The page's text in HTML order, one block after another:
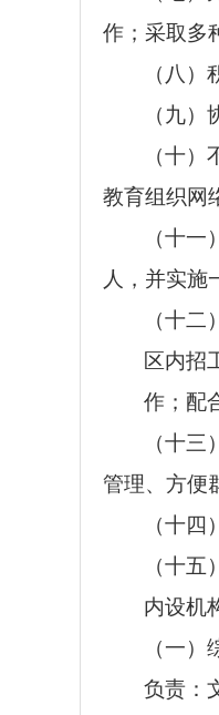
作；采取多
（八
（九
（十
教育组织网
（十
人，并实施
（十
区内招
作；配
（十
管理、方便
（十
（十
内设机
（一
负责：